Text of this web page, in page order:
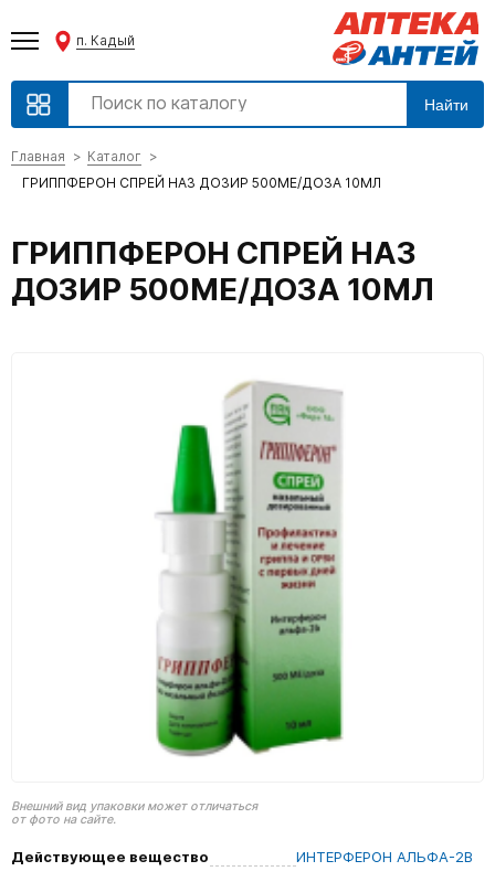
п. Кадый
Найти
Главная
Каталог
ГРИППФЕРОН СПРЕЙ НАЗ ДОЗИР 500МЕ/ДОЗА 10МЛ
ГРИППФЕРОН СПРЕЙ НАЗ
ДОЗИР 500МЕ/ДОЗА 10МЛ
Внешний вид упаковки может отличаться
от фото на сайте.
Действующее вещество
ИНТЕРФЕРОН АЛЬФА-2B